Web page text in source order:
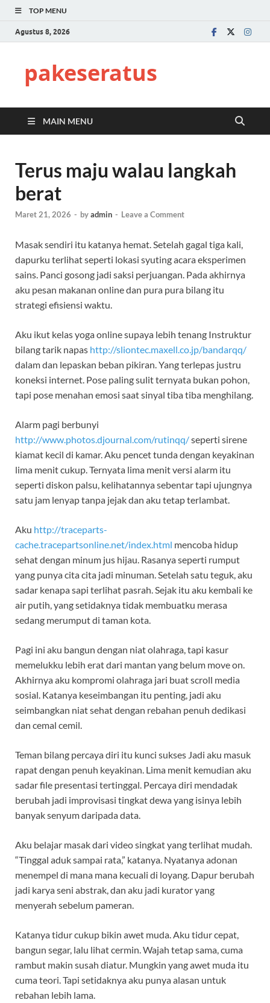
TOP MENU
Agustus 8, 2026
pakeseratus
MAIN MENU
Terus maju walau langkah
berat
Maret 21, 2026 - byadmin - Leave a Comment
Masak sendiri itu katanya hemat. Setelah gagal tiga kali,
dapurku terlihat seperti lokasi syuting acara eksperimen
sains. Panci gosong jadi saksi perjuangan. Pada akhirnya
aku pesan makanan online dan pura pura bilang itu
strategi efisiensi waktu.
Aku ikut kelas yoga online supaya lebih tenang Instruktur
bilang tarik napas http://sliontec.maxell.co.jp/bandarqq/
dalam dan lepaskan beban pikiran. Yang terlepas justru
koneksi internet. Pose paling sulit ternyata bukan pohon,
tapi pose menahan emosi saat sinyal tiba tiba menghilang.
Alarm pagi berbunyi
http://www.photos.djournal.com/rutinqq/seperti sirene
kiamat kecil di kamar. Aku pencet tunda dengan keyakinan
lima menit cukup. Ternyata lima menit versi alarm itu
seperti diskon palsu, kelihatannya sebentar tapi ujungnya
satu jam lenyap tanpa jejak dan aku tetap terlambat.
Aku http://traceparts-
cache.tracepartsonline.net/index.html mencoba hidup
sehat dengan minum jus hijau. Rasanya seperti rumput
yang punya cita cita jadi minuman. Setelah satu teguk, aku
sadar kenapa sapi terlihat pasrah. Sejak itu aku kembali ke
air putih, yang setidaknya tidak membuatku merasa
sedang merumput di taman kota.
Pagi ini aku bangun dengan niat olahraga, tapi kasur
memelukku lebih erat dari mantan yang belum move on.
Akhirnya aku kompromi olahraga jari buat scroll media
sosial. Katanya keseimbangan itu penting, jadi aku
seimbangkan niat sehat dengan rebahan penuh dedikasi
dan cemal cemil.
Teman bilang percaya diri itu kunci sukses Jadi aku masuk
rapat dengan penuh keyakinan. Lima menit kemudian aku
sadar file presentasi tertinggal. Percaya diri mendadak
berubah jadi improvisasi tingkat dewa yang isinya lebih
banyak senyum daripada data.
Aku belajar masak dari video singkat yang terlihat mudah.
“Tinggal aduk sampai rata,” katanya. Nyatanya adonan
menempel di mana mana kecuali di loyang. Dapur berubah
jadi karya seni abstrak, dan aku jadi kurator yang
menyerah sebelum pameran.
Katanya tidur cukup bikin awet muda. Aku tidur cepat,
bangun segar, lalu lihat cermin. Wajah tetap sama, cuma
rambut makin susah diatur. Mungkin yang awet muda itu
cuma teori. Tapi setidaknya aku punya alasan untuk
rebahan lebih lama.